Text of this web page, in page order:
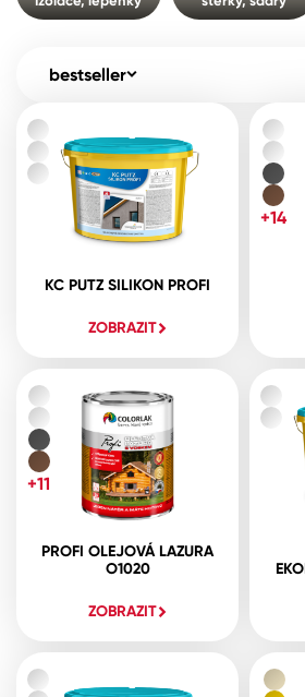
Pro akcionáře O
B2B +420 800 145
Česko
Slovensko
bestseller
KC PUTZ SILIKON PROFI
ZOBRAZIT
+14
PROFI OLEJOVÁ LAZURA
O1020
ZOBRAZIT
+11